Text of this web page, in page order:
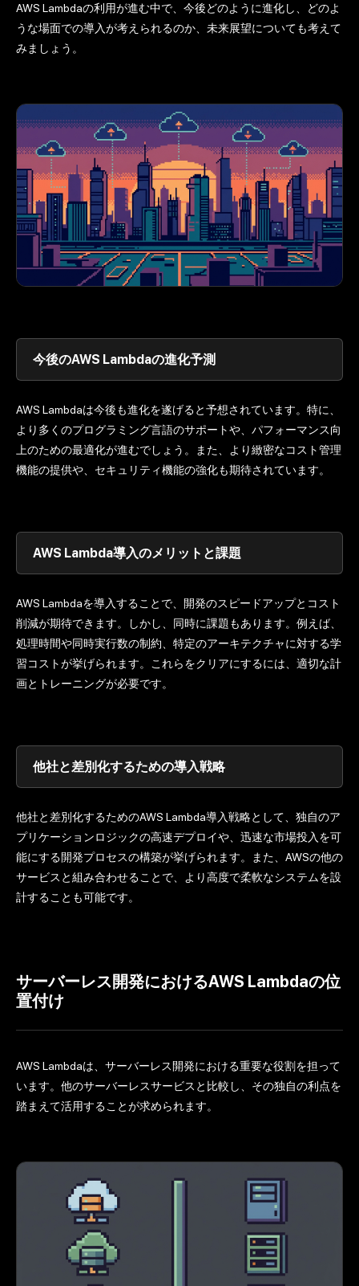
AWS Lambdaの利用が進む中で、今後どのように進化し、どのよ
うな場面での導入が考えられるのか、未来展望についても考えて
みましょう。
今後のAWS Lambdaの進化予測
AWS Lambdaは今後も進化を遂げると予想されています。特に、
より多くのプログラミング言語のサポートや、パフォーマンス向
上のための最適化が進むでしょう。また、より緻密なコスト管理
機能の提供や、セキュリティ機能の強化も期待されています。
AWS Lambda導入のメリットと課題
AWS Lambdaを導入することで、開発のスピードアップとコスト
削減が期待できます。しかし、同時に課題もあります。例えば、
処理時間や同時実行数の制約、特定のアーキテクチャに対する学
習コストが挙げられます。これらをクリアにするには、適切な計
画とトレーニングが必要です。
他社と差別化するための導入戦略
他社と差別化するためのAWS Lambda導入戦略として、独自のア
プリケーションロジックの高速デプロイや、迅速な市場投入を可
能にする開発プロセスの構築が挙げられます。また、AWSの他の
サービスと組み合わせることで、より高度で柔軟なシステムを設
計することも可能です。
サーバーレス開発におけるAWS Lambdaの位
置付け
AWS Lambdaは、サーバーレス開発における重要な役割を担って
います。他のサーバーレスサービスと比較し、その独自の利点を
踏まえて活用することが求められます。